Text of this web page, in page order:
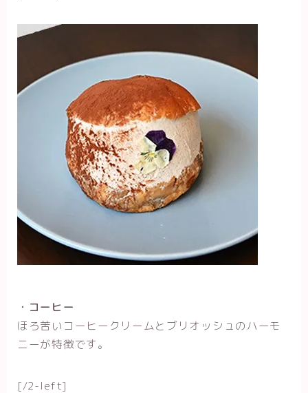
・コーヒー
ほろ苦いコーヒークリームとブリオッシュのハーモ
ニーが特徴です。
[/2-left]